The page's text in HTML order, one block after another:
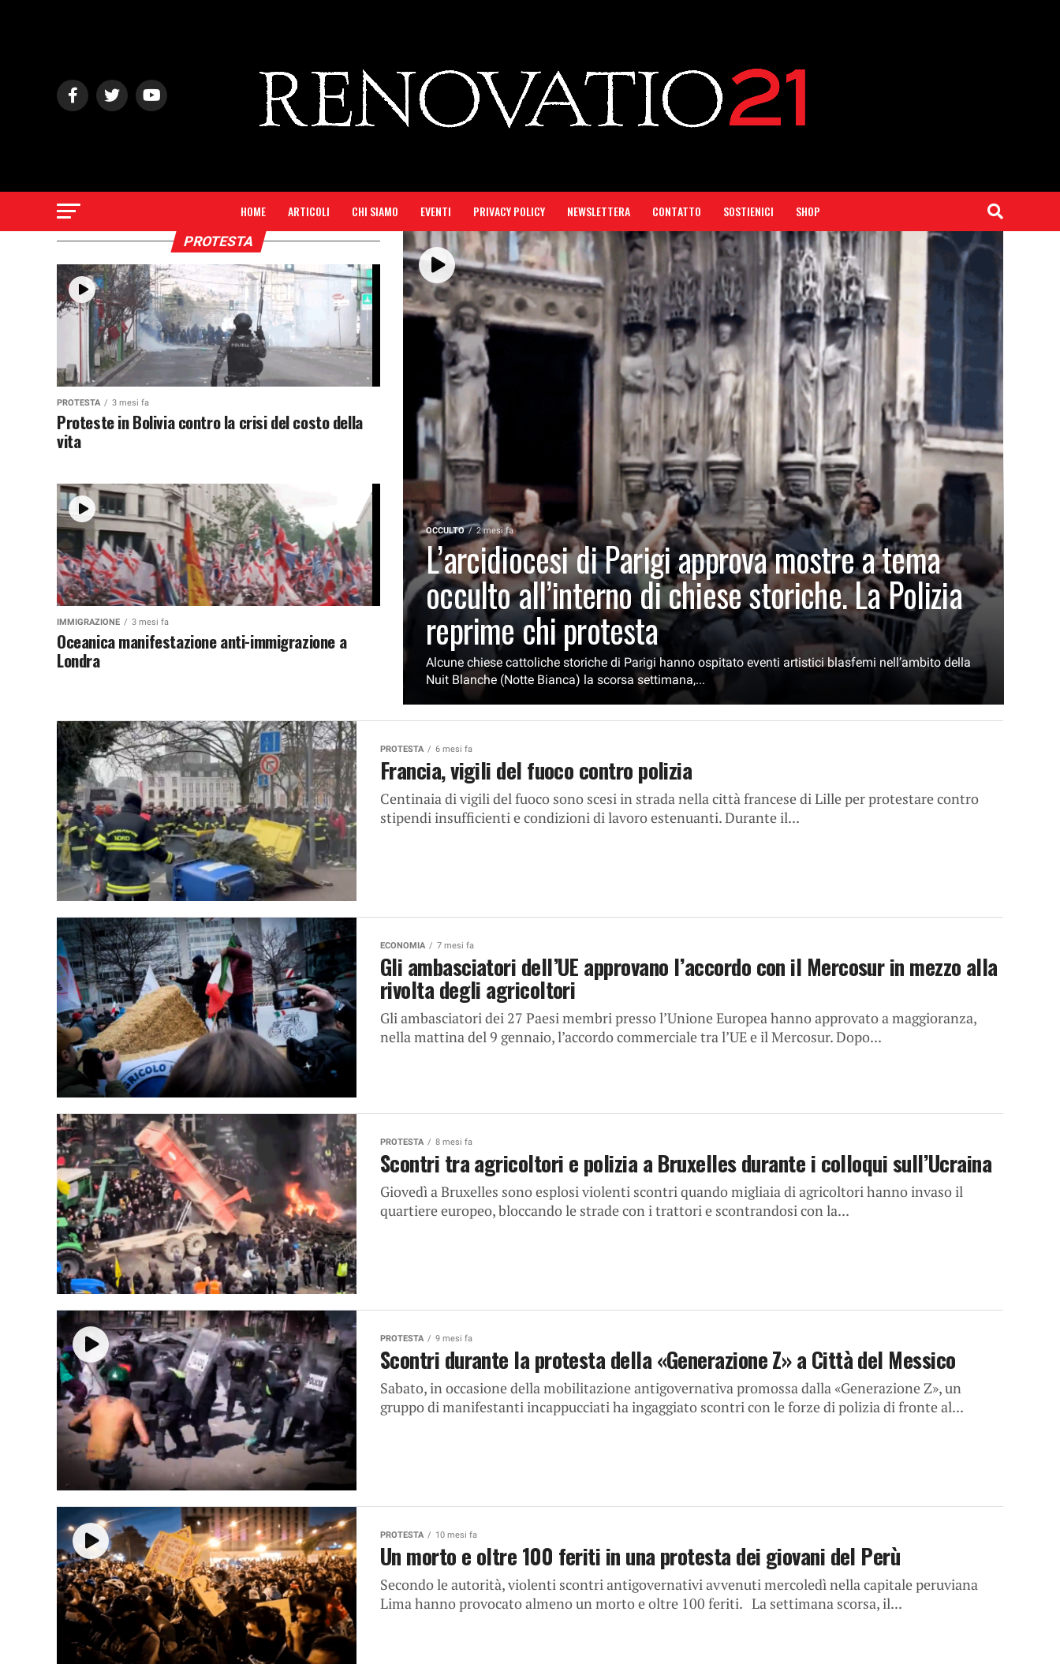
HOME ARTICOLI CHI SIAMO EVENTI PRIVACY POLICY NEWSLETTERA CONTATTO SOSTIENICI SHOP
OCCULTO 2 mesi fa
L’arcidiocesi di Parigi approva mostre a tema
occulto all’interno di chiese storiche. La Polizia
reprime chi protesta
Alcune chiese cattoliche storiche di Parigi hanno ospitato eventi artistici blasfemi nell’ambito della
Nuit Blanche (Notte Bianca) la scorsa settimana,...
PROTESTA
PROTESTA 3 mesi fa
Proteste in Bolivia contro la crisi del costo della
vita
IMMIGRAZIONE 3 mesi fa
Oceanica manifestazione anti-immigrazione a
Londra
PROTESTA 6 mesi fa
Francia, vigili del fuoco contro polizia
Centinaia di vigili del fuoco sono scesi in strada nella città francese di Lille per protestare contro
stipendi insufficienti e condizioni di lavoro estenuanti. Durante il...
ECONOMIA 7 mesi fa
Gli ambasciatori dell’UE approvano l’accordo con il Mercosur in mezzo alla
rivolta degli agricoltori
Gli ambasciatori dei 27 Paesi membri presso l’Unione Europea hanno approvato a maggioranza,
nella mattina del 9 gennaio, l’accordo commerciale tra l’UE e il Mercosur. Dopo...
PROTESTA 8 mesi fa
Scontri tra agricoltori e polizia a Bruxelles durante i colloqui sull’Ucraina
Giovedì a Bruxelles sono esplosi violenti scontri quando migliaia di agricoltori hanno invaso il
quartiere europeo, bloccando le strade con i trattori e scontrandosi con la...
PROTESTA 9 mesi fa
Scontri durante la protesta della «Generazione Z» a Città del Messico
Sabato, in occasione della mobilitazione antigovernativa promossa dalla «Generazione Z», un
gruppo di manifestanti incappucciati ha ingaggiato scontri con le forze di polizia di fronte al...
PROTESTA 10 mesi fa
Un morto e oltre 100 feriti in una protesta dei giovani del Perù
Secondo le autorità, violenti scontri antigovernativi avvenuti mercoledì nella capitale peruviana
Lima hanno provocato almeno un morto e oltre 100 feriti. La settimana scorsa, il...